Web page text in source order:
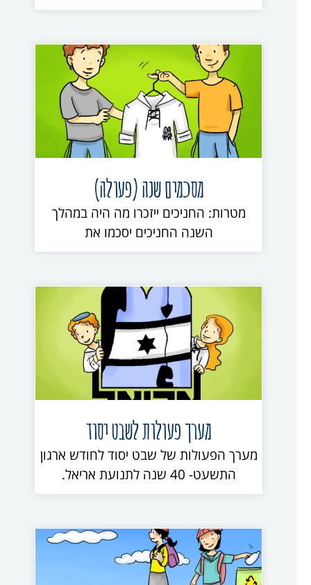
מסכמים שנה (פעולה)
מטרות: החניכים ייזכרו מה היה במהלך
השנה החניכים יסכמו את
מערך פעולות לשבט יסוד
מערך הפעולות של שבט יסוד לחודש ארגון
התשעט- 40 שנה לתנועת אריאל.